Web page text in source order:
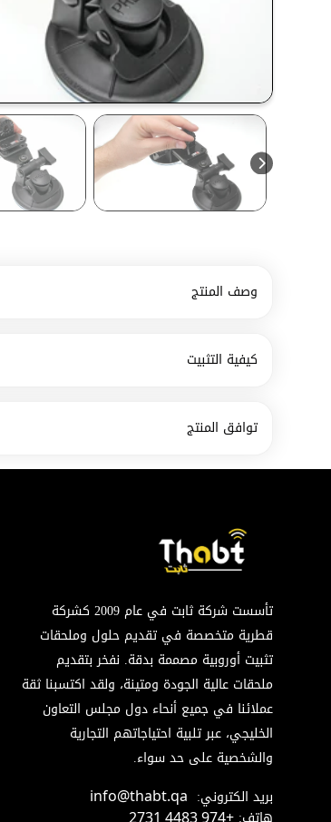
وصف المنتج
كيفية التثبيت
توافق المنتج
تأسست شركة ثابت في عام 2009 كشركة
قطرية متخصصة في تقديم حلول وملحقات
تثبيت أوروبية مصممة بدقة. نفخر بتقديم
ملحقات عالية الجودة ومتينة، ولقد اكتسبنا ثقة
عملائنا في جميع أنحاء دول مجلس التعاون
الخليجي، عبر تلبية احتياجاتهم التجارية
والشخصية على حد سواء.
بريد الكتروني: info@thabt.qa
+974 4483 2731